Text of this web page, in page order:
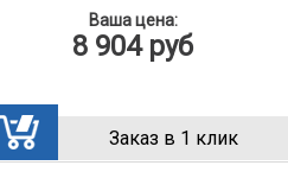
Ваша цена:
8 904 руб
Заказ в 1 клик